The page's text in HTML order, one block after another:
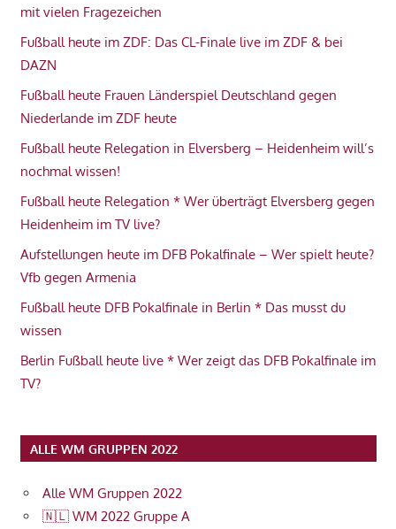
mit vielen Fragezeichen
Fußball heute im ZDF: Das CL-Finale live im ZDF & bei
DAZN
Fußball heute Frauen Länderspiel Deutschland gegen
Niederlande im ZDF heute
Fußball heute Relegation in Elversberg – Heidenheim will’s
nochmal wissen!
Fußball heute Relegation * Wer überträgt Elversberg gegen
Heidenheim im TV live?
Aufstellungen heute im DFB Pokalfinale – Wer spielt heute?
Vfb gegen Armenia
Fußball heute DFB Pokalfinale in Berlin * Das musst du
wissen
Berlin Fußball heute live * Wer zeigt das DFB Pokalfinale im
TV?
ALLE WM GRUPPEN 2022
Alle WM Gruppen 2022
🇳🇱 WM 2022 Gruppe A